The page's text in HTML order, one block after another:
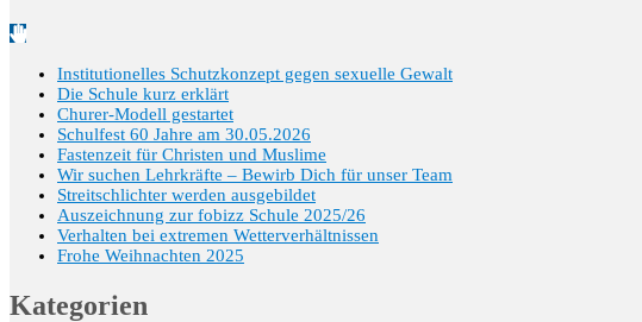
Institutionelles Schutzkonzept gegen sexuelle Gewalt
Die Schule kurz erklärt
Churer-Modell gestartet
Schulfest 60 Jahre am 30.05.2026
Fastenzeit für Christen und Muslime
Wir suchen Lehrkräfte – Bewirb Dich für unser Team
Streitschlichter werden ausgebildet
Auszeichnung zur fobizz Schule 2025/26
Verhalten bei extremen Wetterverhältnissen
Frohe Weihnachten 2025
Kategorien